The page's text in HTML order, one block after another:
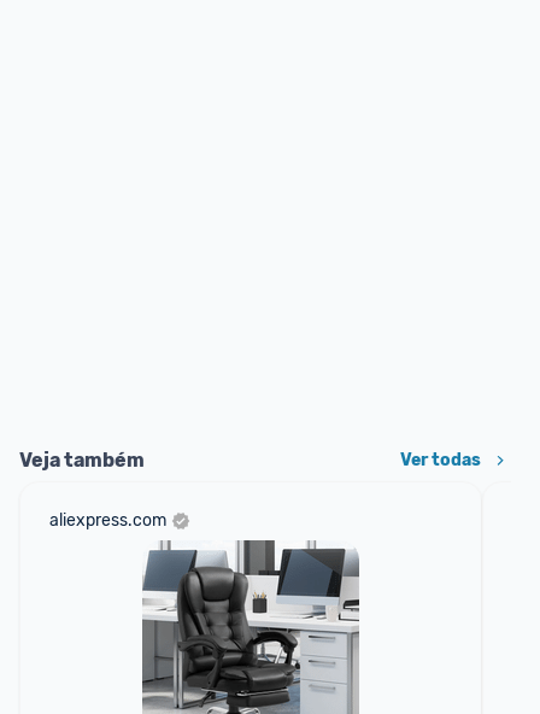
Veja também Ver todas
aliexpress.com